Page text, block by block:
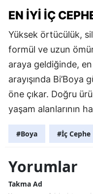
EN İYI İÇ
Yüksek örtücülük,
formül ve uzun
araya geldiğinde,
arayışında
öne çıkar. Doğru
yaşam alanlarının
#Boya #İç Cephe
Yorumlar
Takma Ad